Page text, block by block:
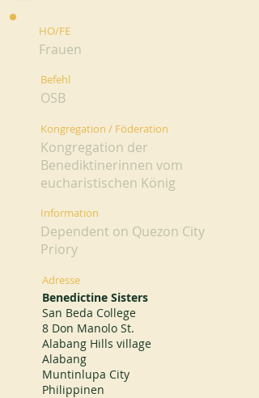
HO/FE
Frauen
Befehl
OSB
Kongregation / Föderation
Kongregation der
Benediktinerinnen vom
eucharistischen König
Information
Dependent on Quezon City
Priory
Adresse
Benedictine Sisters
San Beda College
8 Don Manolo St.
Alabang Hills village
Alabang
Muntinlupa City
Philippinen